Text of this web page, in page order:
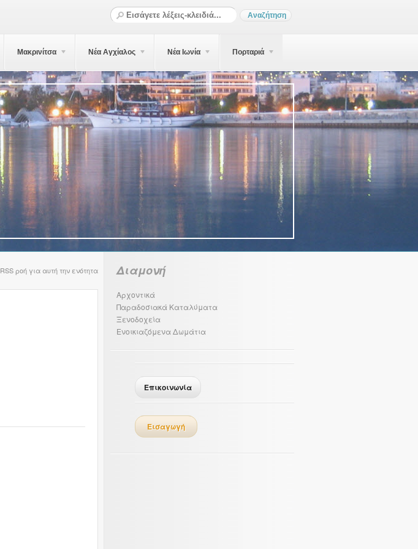
Μακρινίτσα Νέα Αγχίαλος Νέα Ιωνία Πορταριά
RSS ροή για αυτή την ενότητα Διαμονή
Αρχοντικά
Παραδοσιακά Καταλύματα
Ξενοδοχεία
Ενοικιαζόμενα Δωμάτια
Επικοινωνία
Εισαγωγή